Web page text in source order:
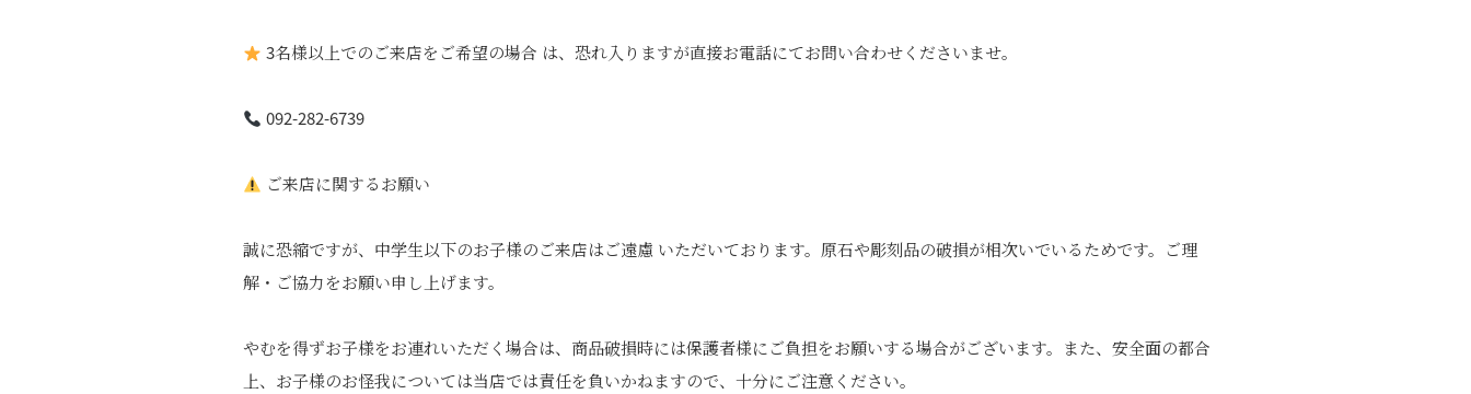
3名様以上でのご来店をご希望の場合 は、恐れ入りますが直接お電話にてお問い合わせくださいませ。
092-282-6739
ご来店に関するお願い
誠に恐縮ですが、中学生以下のお子様のご来店はご遠慮 いただいております。原石や彫刻品の破損が相次いでいるためです。ご理
解・ご協力をお願い申し上げます。
やむを得ずお子様をお連れいただく場合は、商品破損時には保護者様にご負担をお願いする場合がございます。また、安全面の都合
上、お子様のお怪我については当店では責任を負いかねますので、十分にご注意ください。